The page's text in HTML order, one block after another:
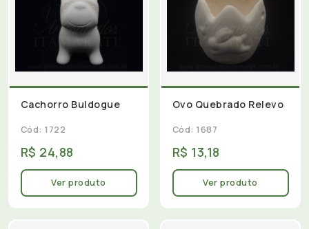
Cachorro Buldogue
Cód: 1722
R$ 24,88
Ver produto
Ovo Quebrado Relevo
Cód: 1687
R$ 13,18
Ver produto